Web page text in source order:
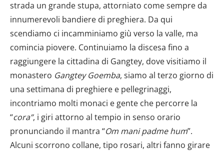
strada un grande stupa, attorniato come sempre da
innumerevoli bandiere di preghiera. Da qui
scendiamo ci incamminiamo giù verso la valle, ma
comincia piovere. Continuiamo la discesa fino a
raggiungere la cittadina di Gangtey, dove visitiamo il
monastero Gangtey Goemba, siamo al terzo giorno di
una settimana di preghiere e pellegrinaggi,
incontriamo molti monaci e gente che percorre la
“cora”, i giri attorno al tempio in senso orario
pronunciando il mantra “Om mani padme hum”.
Alcuni scorrono collane, tipo rosari, altri fanno girare